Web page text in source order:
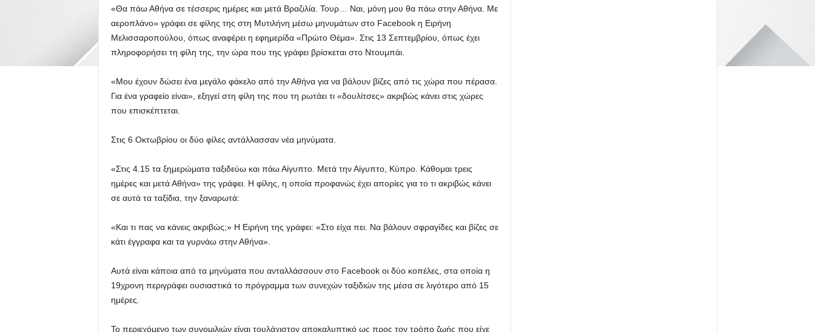
«Θα πάω Αθήνα σε τέσσερις ημέρες και μετά Βραζιλία. Τουρ… Ναι, μόνη μου θα πάω στην Αθήνα. Με
αεροπλάνο» γράφει σε φίλης της στη Μυτιλήνη μέσω μηνυμάτων στο Facebook η Ειρήνη
Μελισσαροπούλου, όπως αναφέρει η εφημερίδα «Πρώτο Θέμα». Στις 13 Σεπτεμβρίου, όπως έχει
πληροφορήσει τη φίλη της, την ώρα που της γράφει βρίσκεται στο Ντουμπάι.
«Μου έχουν δώσει ένα μεγάλο φάκελο από την Αθήνα για να βάλουν βίζες από τις χώρα που πέρασα.
Για ένα γραφείο είναι», εξηγεί στη φίλη της που τη ρωτάει τι «δουλίτσες» ακριβώς κάνει στις χώρες
που επισκέπτεται.
Στις 6 Οκτωβρίου οι δύο φίλες αντάλλασσαν νέα μηνύματα.
«Στις 4.15 τα ξημερώματα ταξιδεύω και πάω Αίγυπτο. Μετά την Αίγυπτο, Κύπρο. Κάθομαι τρεις
ημέρες και μετά Αθήνα» της γράφει. Η φίλης, η οποία προφανώς έχει απορίες για το τι ακριβώς κάνει
σε αυτά τα ταξίδια, την ξαναρωτά:
«Και τι πας να κάνεις ακριβώς;» Η Ειρήνη της γράφει: «Στο είχα πει. Να βάλουν σφραγίδες και βίζες σε
κάτι έγγραφα και τα γυρνάω στην Αθήνα».
Αυτά είναι κάποια από τα μηνύματα που ανταλλάσσουν στο Facebook οι δύο κοπέλες, στα οποία η
19χρονη περιγράφει ουσιαστικά το πρόγραμμα των συνεχών ταξιδιών της μέσα σε λιγότερο από 15
ημέρες.
Το περιεχόμενο των συνομιλιών είναι τουλάχιστον αποκαλυπτικό ως προς τον τρόπο ζωής που είχε